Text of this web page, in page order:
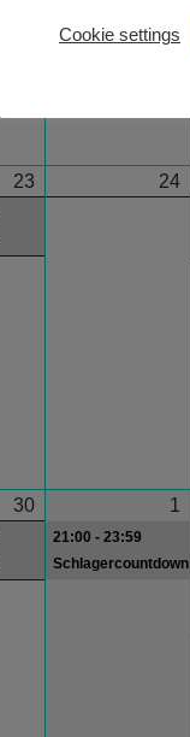
23 24
30 1
21:00 - 23:59
Schlagercountdown
Cookie settings